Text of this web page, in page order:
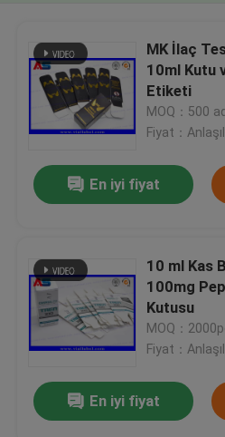
MK İlaç
10ml Kutu
Etiketi
MOQ：500
Fiyat：
En iyi fiyat
10 ml Kas
100mg
Kutusu
MOQ：
Fiyat：
En iyi fiyat